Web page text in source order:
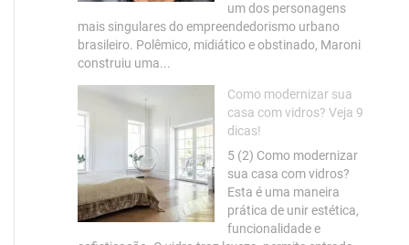
um dos personagens
mais singulares do empreendedorismo urbano
brasileiro. Polêmico, midiático e obstinado, Maroni
construiu uma...
Como modernizar sua
casa com vidros? Veja 9
dicas!
5 (2) Como modernizar
sua casa com vidros?
Esta é uma maneira
prática de unir estética,
funcionalidade e